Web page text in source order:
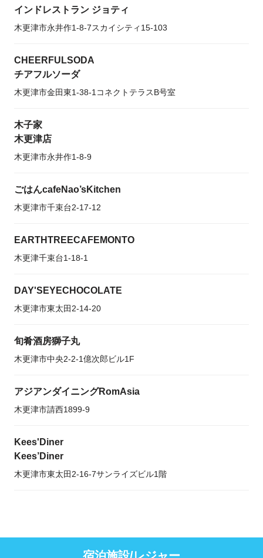
インドレストラン ジョティ
木更津市永井作1-8-7スカイシティ15-103
CHEERFULSODA
チアフルソーダ
木更津市金田東1-38-1コネクトテラスB号室
木子家
木更津店
木更津市永井作1-8-9
ごはんcafeNao’sKitchen
木更津市千束台2-17-12
EARTHTREECAFEMONTO
木更津千束台1-18-1
DAY'SEYECHOCOLATE
木更津市東太田2-14-20
旬肴酒房獅子丸
木更津市中央2-2-1億次郎ビル1F
アジアンダイニングRomAsia
木更津市請西1899-9
Kees'Diner
Kees’Diner
木更津市東太田2-16-7サンライズビル1階